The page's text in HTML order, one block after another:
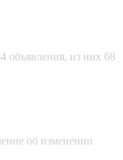
объявления, из них 68
об изменении